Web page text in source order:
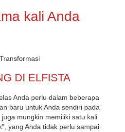
kali Anda
DI ELFISTA
Anda perlu dalam beberapa
baru untuk Anda sendiri pada
mungkin memiliki satu kali
yang Anda tidak perlu sampai